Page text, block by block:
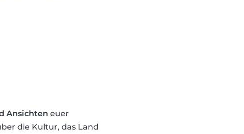
Ansichten euer
die Kultur, das Land